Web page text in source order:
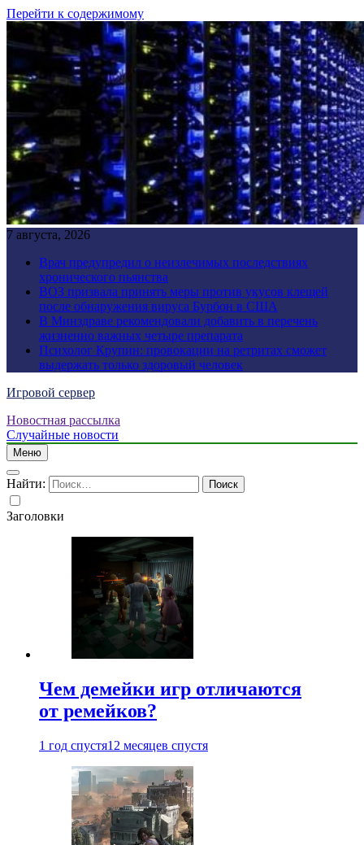
Перейти к содержимому
7 августа, 2026
Врач предупредил о неизлечимых последствиях
хронического пьянства
ВОЗ призвала принять меры против укусов клещей
после обнаружения вируса Бурбон в США
В Минздраве рекомендовали добавить в перечень
жизненно важных четыре препарата
Психолог Крупин: провокации на ретритах сможет
выдержать только здоровый человек
Игровой сервер
Новостная рассылка
Случайные новости
Меню
Найти:
Заголовки
Чем демейки игр отличаются
от ремейков?
1 год спустя12 месяцев спустя